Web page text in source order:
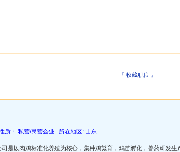
『 收藏职位 』
质： 私营/民营企业 所在地区: 山东
是以肉鸡标准化养殖为核心，集种鸡繁育，鸡苗孵化，兽药研发